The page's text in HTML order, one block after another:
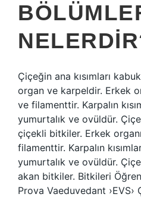
Çiçeğin ana kısımları
organ ve karpeldir. Erkek
ve filamenttir. Karpalın
yumurtalık ve ovüldür.
çiçekli bitkiler. Erkek
filamenttir. Karpalın
yumurtalık ve ovüldür.
akan bitkiler. Bitkileri
Prova Vaeduvedant